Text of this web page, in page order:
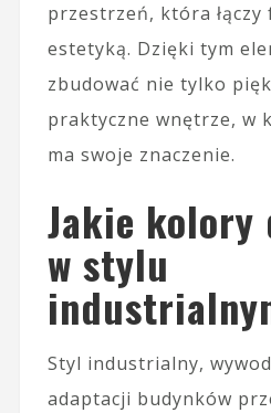
przestrzeń, która
estetyką. Dzięki tym
zbudować nie tylko
praktyczne wnętrze, w
ma swoje znaczenie.
Jakie kolory
w stylu
Styl industrialny,
adaptacji budynków